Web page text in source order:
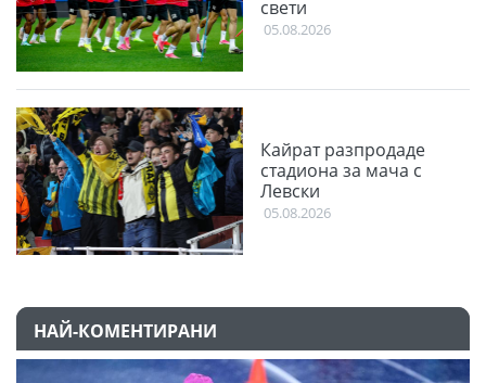
свети
05.08.2026
Кайрат разпродаде
стадиона за мача с
Левски
05.08.2026
НАЙ-КОМЕНТИРАНИ